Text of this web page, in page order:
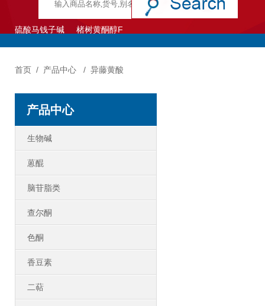
硫酸马钱子碱 楮树黄酮醇F
首页/ 产品中心/ 异藤黄酸
产品中心
生物碱
蒽醌
脑苷脂类
查尔酮
色酮
香豆素
二萜